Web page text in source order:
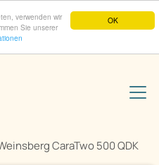
OK
verwenden wir
Sie unserer
CaraTwo 500 QDK